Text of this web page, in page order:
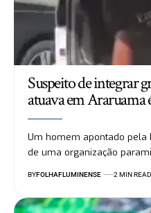
Suspeito de integrar
atuava em Araruama
Um homem apontado pela
de uma organização
BYFOLHAFLUMINENSE 2 MIN READ